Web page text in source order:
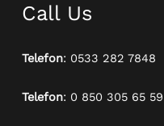
Call Us
Telefon: 0533 282 7848
Telefon: 0 850 305 65 59